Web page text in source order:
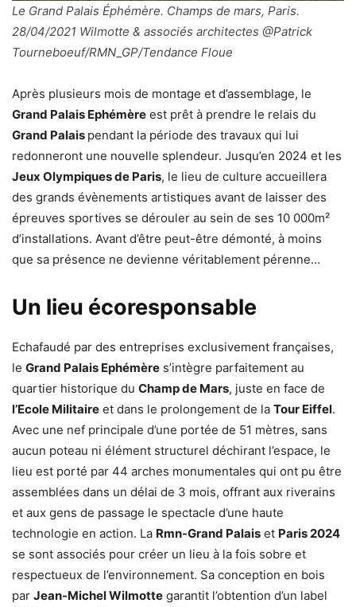
Le Grand Palais Éphémère. Champs de mars, Paris.
28/04/2021 Wilmotte & associés architectes @Patrick
Tourneboeuf/RMN_GP/Tendance Floue
Après plusieurs mois de montage et d’assemblage, le
Grand Palais Ephémère est prêt à prendre le relais du
Grand Palais pendant la période des travaux qui lui
redonneront une nouvelle splendeur. Jusqu’en 2024 et les
Jeux Olympiques de Paris, le lieu de culture accueillera
des grands évènements artistiques avant de laisser des
épreuves sportives se dérouler au sein de ses 10 000m²
d’installations. Avant d’être peut-être démonté, à moins
que sa présence ne devienne véritablement pérenne…
Un lieu écoresponsable
Echafaudé par des entreprises exclusivement françaises,
le Grand Palais Ephémère s’intègre parfaitement au
quartier historique du Champ de Mars, juste en face de
l’Ecole Militaire et dans le prolongement de la Tour Eiffel.
Avec une nef principale d’une portée de 51 mètres, sans
aucun poteau ni élément structurel déchirant l’espace, le
lieu est porté par 44 arches monumentales qui ont pu être
assemblées dans un délai de 3 mois, offrant aux riverains
et aux gens de passage le spectacle d’une haute
technologie en action. La Rmn-Grand Palais et Paris 2024
se sont associés pour créer un lieu à la fois sobre et
respectueux de l’environnement. Sa conception en bois
par Jean-Michel Wilmotte garantit l’obtention d’un label